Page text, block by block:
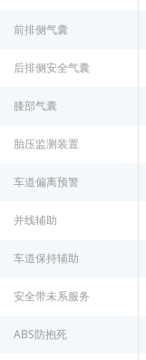
前排侧气囊
后排侧安全气囊
膝部气囊
胎压监测装置
车道偏离预警
并线辅助
车道保持辅助
安全带未系服务
ABS防抱死